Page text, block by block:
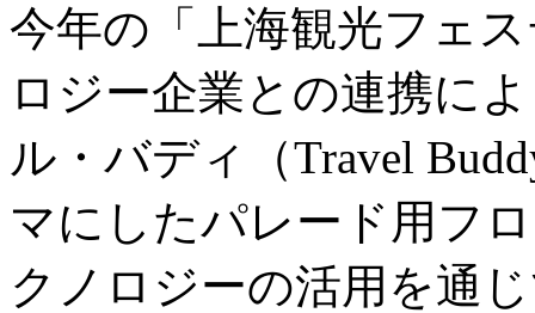
今年の「上海観光フェ
ロジー企業との連携に
ル・バディ（Travel
マにしたパレード用フ
クノロジーの活用を通